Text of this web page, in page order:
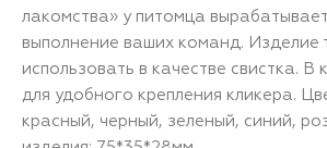
лакомства» у питомца
выполнение ваших команд. Изделие
использовать в качестве свистка. В
для удобного крепления кликера.
красный, черный, зеленый, синий,